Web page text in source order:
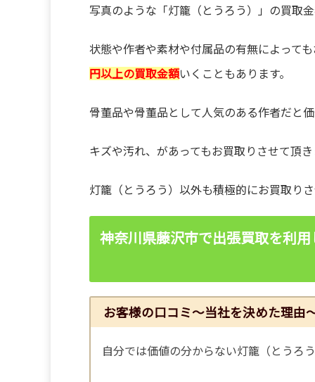
写真のような「灯籠（とうろう）」の買取
状態や作者や素材や付属品の有無によって
円以上の買取金額いくこともあります。
骨董品や骨董品として人気のある作者だと
キズや汚れ、があってもお買取りさせて頂
灯籠（とうろう）以外も積極的にお買取り
神奈川県藤沢市で出張買取を利
お客様の口コミ～当社を決めた理由
自分では価値の分からない灯籠（とうろ